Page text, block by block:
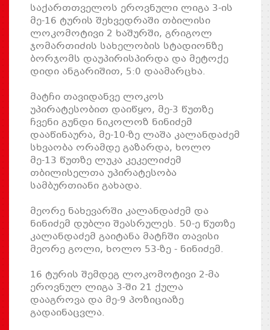
საქართთველოს ეროვნული ლიგა 3-ის
მე-16 ტურის შეხვედრაში თბილისი
ლოკომოტივი 2 ხაშურში, გრიგოლ
ჯომართიძის სახელობის სტადიონზე
ბორჯომს დაუპირისპირდა და მეტოქე
დიდი ანგარიშით, 5:0 დაამარცხა.
მატჩი თავიდანვე ლოკოს
უპირატესობით დაიწყო, მე-3 წუთზე
ჩვენი გუნდი ნიკოლოზ ნინიძემ
დააწინაურა, მე-10-ზე ლაშა კალანდაძემ
სხვაობა ორამდე გაზარდა, ხოლო
მე-13 წუთზე ლუკა კეკელიძემ
თბილისელთა უპირატესობა
სამბურთიანი გახადა.
მეორე ნახევარში კალანდაძემ და
ნინიძემ დუბლი შეასრულეს. 50-ე წუთზე
კალანდაძემ გაიტანა მატჩში თავისი
მეორე გოლი, ხოლო 53-ზე - ნინიძემ.
16 ტურის შემდეგ ლოკომოტივი 2-მა
ეროვნულ ლიგა 3-ში 21 ქულა
დააგროვა და მე-9 პოზიციაზე
გადაინაცვლა.